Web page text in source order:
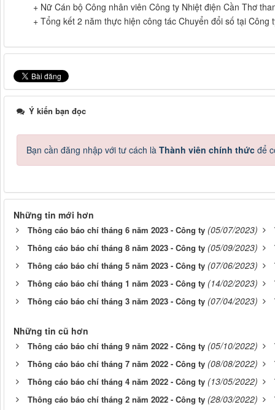
+ Nữ Cán bộ Công nhân viên Công ty Nhiệt điện Cần Thơ
+ Tổng kết 2 năm thực hiện công tác Chuyển đổi số tại Công
Ý kiến bạn đọc
Bạn cần đăng nhập với tư cách là Thành viên chính thức để
Những tin mới hơn
Thông cáo báo chí tháng 6 năm 2023 - Công ty (05/07/2023)
Thông cáo báo chí tháng 8 năm 2023 - Công ty (05/09/2023)
Thông cáo báo chí tháng 5 năm 2023 - Công ty (07/06/2023)
Thông cáo báo chí tháng 1 năm 2023 - Công ty (14/02/2023)
Thông cáo báo chí tháng 3 năm 2023 - Công ty (07/04/2023)
Những tin cũ hơn
Thông cáo báo chí tháng 9 năm 2022 - Công ty (05/10/2022)
Thông cáo báo chí tháng 7 năm 2022 - Công ty (08/08/2022)
Thông cáo báo chí tháng 4 năm 2022 - Công ty (13/05/2022)
Thông cáo báo chí tháng 2 năm 2022 - Công ty (28/03/2022)